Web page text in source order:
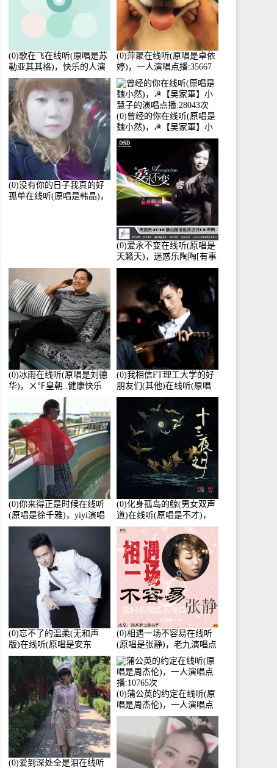
(0)歌在飞在线听(原唱是苏
勒亚其其格)，快乐的人演
唱点播:36次
(0)萍聚在线听(原唱是卓依
婷)，一人演唱点播:35667
次
(0)没有你的日子我真的好
孤单在线听(原唱是韩晶)，
(0)曾经的你在线听(原唱是
魏小然)，☭【吴家軍】小
慧子的演唱点播:28043次
(0)爱永不变在线听(原唱是
天籁天)，迷惑乐陶陶[有事
暂离]演唱点播:27678次
(0)冰雨在线听(原唱是刘德
华)，ㄨ℉皇朝..健康快乐
演唱点播:26643次
(0)我相信FT理工大学的好
朋友们(其他)在线听(原唱
是杨培安)，老乔演唱点
播:23714次
(0)你来得正是时候在线听
(原唱是徐千雅)，yiyi演唱
点播:21991次
(0)化身孤岛的鲸(男女双声
道)在线听(原唱是不才)，
HGBai演唱点播:19428次
(0)忘不了的温柔(无和声
版)在线听(原唱是安东
阳)，老九演唱点播:17392
次
(0)相遇一场不容易在线听
(原唱是张静)，老九演唱点
播:11453次
(0)爱到深处全是泪在线听
(0)蒲公英的约定在线听(原
唱是周杰伦)，一人演唱点
播:10765次